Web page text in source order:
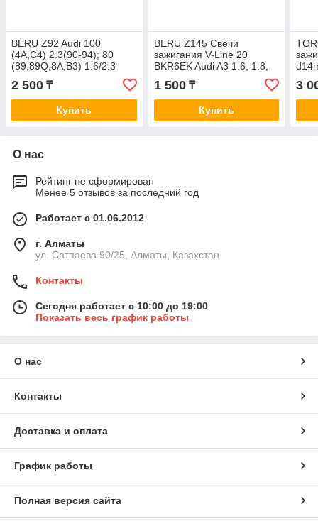
BERU Z92 Audi 100
(4A,C4) 2.3(90-94); 80
(89,89Q,8A,B3) 1.6/2.3
(91-96); A6 (4A,C4)
2 500 ₸
Купить
BERU Z145 Свечи
зажигания V-Line 20
BKR6EK Audi A3 1.6, 1.8,
1.8T (09.96- ); A4 1.6, 1.8,
1.8T (11.94- ); A6
1 500₸
Купить
3
О нас
Рейтинг не сформирован
Менее 5 отзывов за последний год
Работает с 01.06.2012
г. Алматы
ул. Сатпаева 90/25, Алматы, Казахстан
Контакты
Сегодня работает с 10:00 до 19:00
Показать весь график работы
О нас
Контакты
Доставка и оплата
График работы
Полная версия сайта